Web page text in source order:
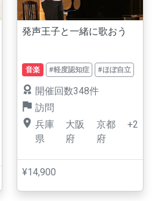
発声王子と一緒に歌おう
音楽 #軽度認知症 #ほぼ自立
開催回数348件
訪問
兵庫
県
大阪
府
京都
府
+2
¥14,900